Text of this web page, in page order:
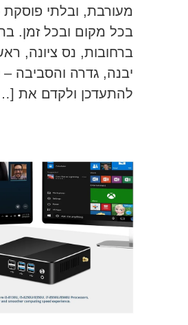
מעורבת, ובלתי
בכל מקום ובכל זמן.
ברחובות, נס ציונה,
יבנה, גדרה והסביבה –
להתעדכן ולקדם את